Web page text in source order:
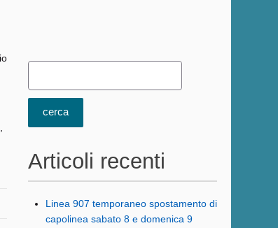
Articoli recenti
Linea 907 temporaneo spostamento di
capolinea sabato 8 e domenica 9